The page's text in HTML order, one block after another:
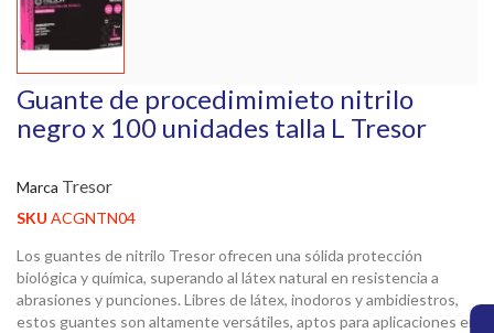
Guante de procedimimieto nitrilo
negro x 100 unidades talla L Tresor
Marca Tresor
SKU ACGNTN04
Los guantes de nitrilo Tresor ofrecen una sólida protección
biológica y química, superando al látex natural en resistencia a
abrasiones y punciones. Libres de látex, inodoros y ambidiestros,
estos guantes son altamente versátiles, aptos para aplicaciones en